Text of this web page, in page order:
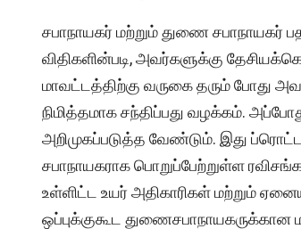
சபாநாயகர் மற்றும் துணை சபாநாயகர்
விதிகளின்படி, அவர்களுக்கு
மாவட்டத்திற்கு வருகை தரும் போது
நிமித்தமாக சந்திப்பது வழக்கம்.
அறிமுகப்படுத்த வேண்டும். இது
சபாநாயகராக பொறுப்பேற்றுள்ள
உள்ளிட்ட உயர் அதிகாரிகள் மற்றும்
ஒப்புக்குகூட துணைசபாநாயகருக்கான